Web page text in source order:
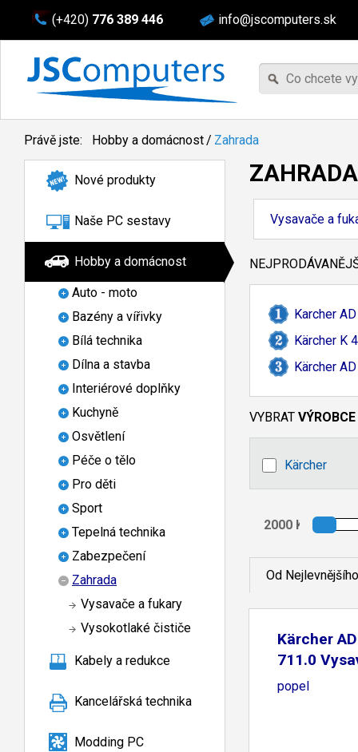
(+420) 776 389 446 info@jscomputers.sk
Právě jste: Hobby a domácnost/ Zahrada
Nové produkty
Naše PC sestavy
Hobby a domácnost
Auto - moto
Bazény a vířivky
Bílá technika
Dílna a stavba
Interiérové doplňky
Kuchyně
Osvětlení
Péče o tělo
Pro děti
Sport
Tepelná technika
Zabezpečení
Zahrada
Vysavače a fukary
Vysokotlaké čističe
Kabely a redukce
Kancelářská technika
Modding PC
ZAHRADA
Vysavače a
Karcher
Kärcher K
Kärcher
VYBRAT VÝROBCE
Kärcher
Od Nejlevnějšího
Kärcher
711.0
popel